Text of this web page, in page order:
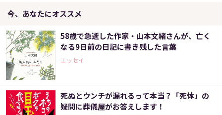
今、あなたにオススメ
58歳で急逝した作家・山本文緒さんが、亡く
なる9日前の日記に書き残した言葉
エッセイ
死ぬとウンチが漏れるって本当？「死体」の
疑問に葬儀屋がお答えします！